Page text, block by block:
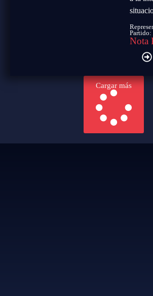
Partido:
Nota
Cargar más